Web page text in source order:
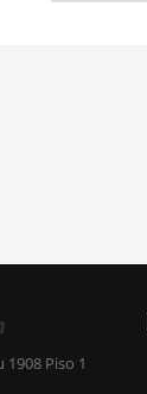
1908 Piso 1